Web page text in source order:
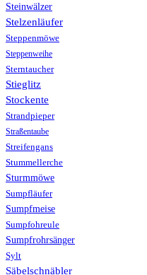
Steinwälzer
Stelzenläufer
Steppenmöwe
Steppenweihe
Sterntaucher
Stieglitz
Stockente
Strandpieper
Straßentaube
Streifengans
Stummellerche
Sturmmöwe
Sumpfläufer
Sumpfmeise
Sumpfohreule
Sumpfrohrsänger
Sylt
Säbelschnäbler